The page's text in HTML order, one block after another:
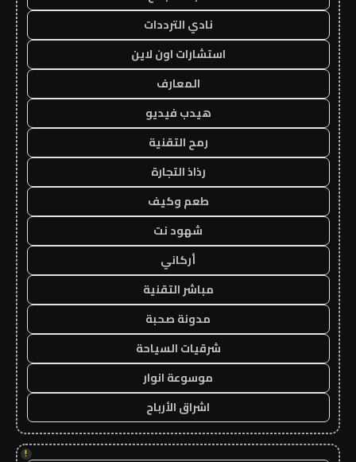
نادي الترددات
استشارات اون لاين
المعارف
هيدب فيديو
رمح التقنية
رذاذ التجارة
طعم وكيف
شهود نت
أركاني
مباشر التقنية
مدونة صحبة
شرقيات السياحة
موسوعة انوار
اشراق الأرباح
!